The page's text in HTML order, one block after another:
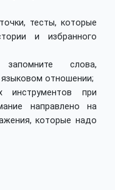
тесты, которые
и избранного
слова,
отношении;
при
направлено на
которые надо